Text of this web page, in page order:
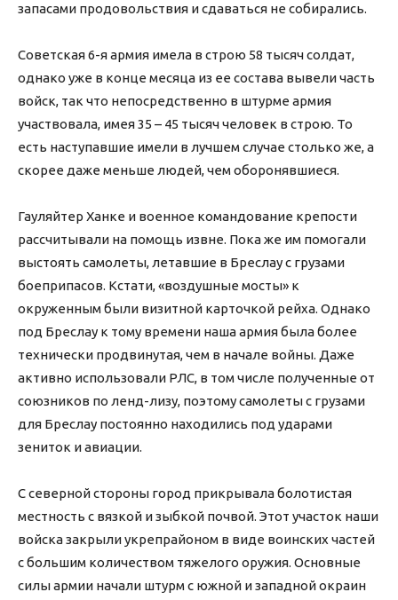
запасами продовольствия и сдаваться не собирались.
Советская 6-я армия имела в строю 58 тысяч солдат,
однако уже в конце месяца из ее состава вывели часть
войск, так что непосредственно в штурме армия
участвовала, имея 35 – 45 тысяч человек в строю. То
есть наступавшие имели в лучшем случае столько же, а
скорее даже меньше людей, чем оборонявшиеся.
Гауляйтер Ханке и военное командование крепости
рассчитывали на помощь извне. Пока же им помогали
выстоять самолеты, летавшие в Бреслау с грузами
боеприпасов. Кстати, «воздушные мосты» к
окруженным были визитной карточкой рейха. Однако
под Бреслау к тому времени наша армия была более
технически продвинутая, чем в начале войны. Даже
активно использовали РЛС, в том числе полученные от
союзников по ленд-лизу, поэтому самолеты с грузами
для Бреслау постоянно находились под ударами
зениток и авиации.
С северной стороны город прикрывала болотистая
местность с вязкой и зыбкой почвой. Этот участок наши
войска закрыли укрепрайоном в виде воинских частей
с большим количеством тяжелого оружия. Основные
силы армии начали штурм с южной и западной окраин